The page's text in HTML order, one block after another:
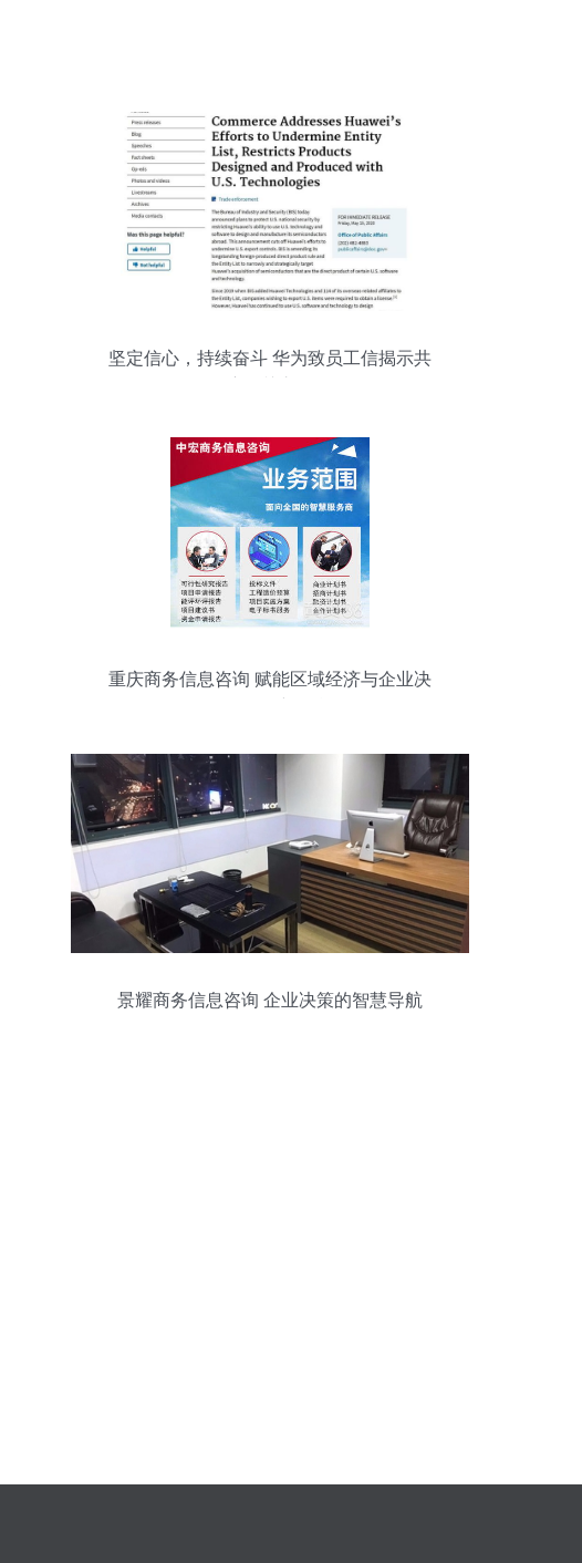
坚定信心，持续奋斗 华为致员工信揭示共
重庆商务信息咨询 赋能区域经济与企业决
景耀商务信息咨询 企业决策的智慧导航